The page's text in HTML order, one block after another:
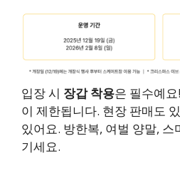
입장 시 장갑 착용은 필수예
이 제한됩니다. 현장 판매도
있어요. 방한복, 여벌 양말, 스
기세요.